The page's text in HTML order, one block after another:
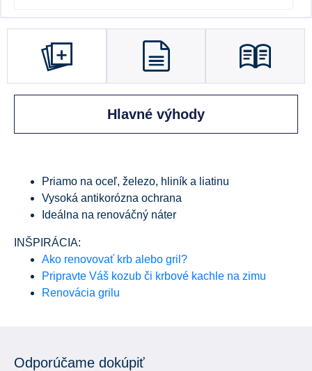
Hlavné výhody
Priamo na oceľ, železo, hliník a liatinu
Vysoká antikorózna ochrana
Ideálna na renováčný náter
INŠPIRÁCIA:
Ako renovovať krb alebo gril?
Pripravte Váš kozub či krbové kachle na zimu
Renovácia grilu
Odporúčame dokúpiť